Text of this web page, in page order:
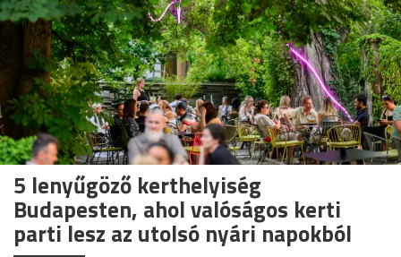
5 lenyűgöző kerthelyiség
Budapesten, ahol valóságos kerti
parti lesz az utolsó nyári napokból